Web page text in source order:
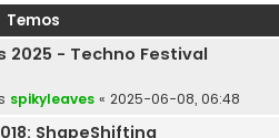
Temos
2025 - Techno Festival
spikyleaves « 2025-06-08, 06:48
ShapeShifting